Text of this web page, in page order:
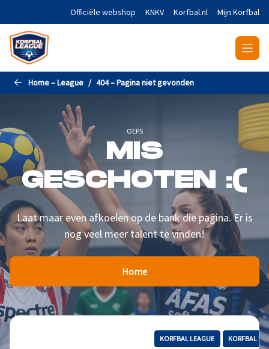
Naar de hoofdinhoud gaanOfficiële webshop KNKV Korfbal.nl Mijn Korfbal
Home – League 404 – Pagina niet gevonden
OEPS
MIS
GESCHOTEN :(
Laat maar even afkoelen op de bank die pagina. Er is
nog veel meer talent te vinden!
Home
KORFBAL LEAGUE KORFBAL